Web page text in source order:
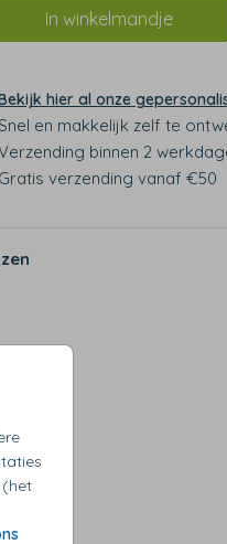
In winkelmandje
hier al onze
Snel en makkelijk zelf te
binnen 2
Gratis verzending vanaf €50